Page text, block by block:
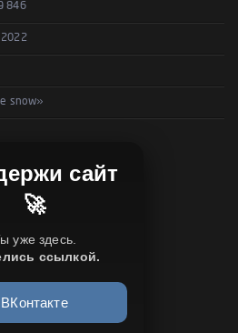
846
2022
snow»
сайт
🚀
уже здесь.
ссылкой.
ВКонтакте